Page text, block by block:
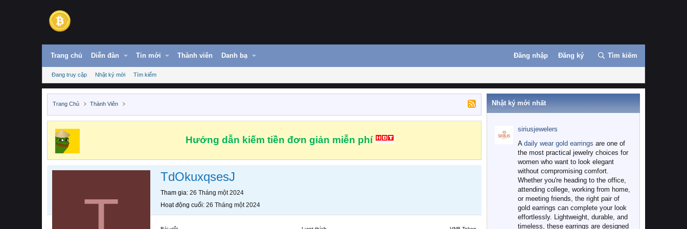
Trang chủ Diễn đàn Tin mới Thành viên Danh bạ Đăng nhập Đăng ký Tìm kiếm
Đang truy cập Nhật ký mới Tìm kiếm
Trang Chủ Thành Viên
Hướng dẫn kiếm tiền đơn giản miễn phí
TdOkuxqsesJ
Tham gia 26 Tháng một 2024
Hoạt động cuối 26 Tháng một 2024
Nhật ký mới nhất
siriusjewelers
A daily wear gold earrings are one of
the most practical jewelry choices for
women who want to look elegant
without compromising comfort.
Whether you're heading to the office,
attending college, working from home,
or meeting friends, the right pair of
gold earrings can complete your look
effortlessly. Lightweight, durable, and
timeless, these earrings are designed